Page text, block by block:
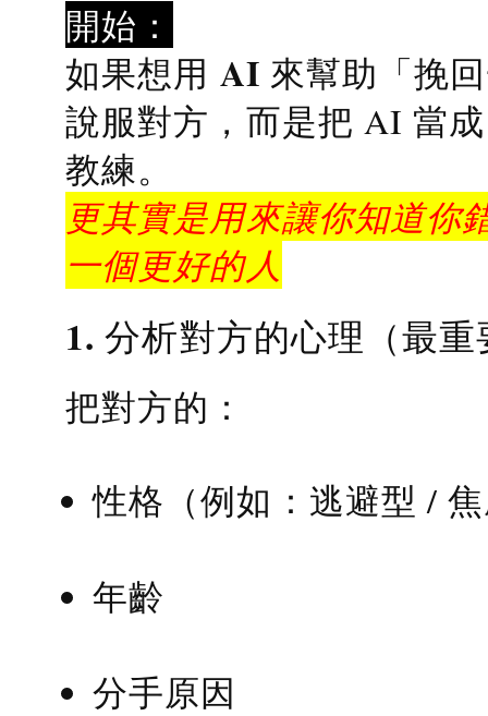
開始：
如果想用 AI 來幫助「挽
說服對方，而是把 AI 當
教練。
更其實是用來讓你知道你
一個更好的人
1. 分析對方的心理（最
把對方的：
性格（例如：逃避型 /
年齡
分手原因